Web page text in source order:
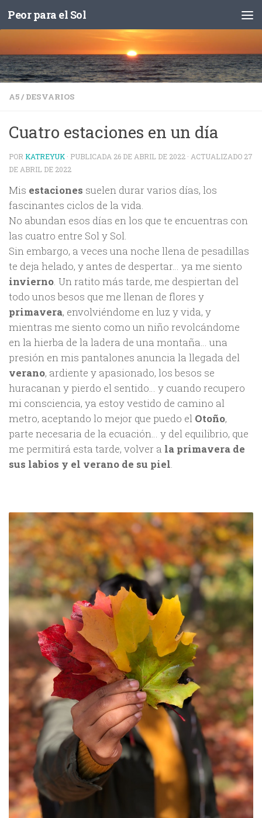
Saltar al contenido
Peor para el Sol
A5/ DESVARIOS
Cuatro estaciones en un día
POR KATREYUK · PUBLICADA 26 DE ABRIL DE 2022 · ACTUALIZADO 27
DE ABRIL DE 2022
Mis estaciones suelen durar varios días, los
fascinantes ciclos de la vida.
No abundan esos días en los que te encuentras con
las cuatro entre Sol y Sol.
Sin embargo, a veces una noche llena de pesadillas
te deja helado, y antes de despertar… ya me siento
invierno. Un ratito más tarde, me despiertan del
todo unos besos que me llenan de flores y
primavera, envolviéndome en luz y vida, y
mientras me siento como un niño revolcándome
en la hierba de la ladera de una montaña… una
presión en mis pantalones anuncia la llegada del
verano, ardiente y apasionado, los besos se
huracanan y pierdo el sentido… y cuando recupero
mi consciencia, ya estoy vestido de camino al
metro, aceptando lo mejor que puedo el Otoño,
parte necesaria de la ecuación… y del equilibrio, que
me permitirá esta tarde, volver a la primavera de
sus labios y el verano de su piel.